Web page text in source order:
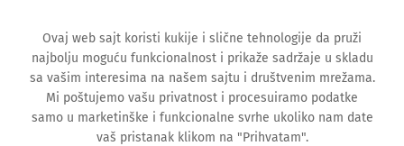
Ovaj web sajt koristi kukije i slične tehnologije da pruži
najbolju moguću funkcionalnost i prikaže sadržaje u skladu
sa vašim interesima na našem sajtu i društvenim mrežama.
Mi poštujemo vašu privatnost i procesuiramo podatke
samo u marketinške i funkcionalne svrhe ukoliko nam date
vaš pristanak klikom na "Prihvatam".